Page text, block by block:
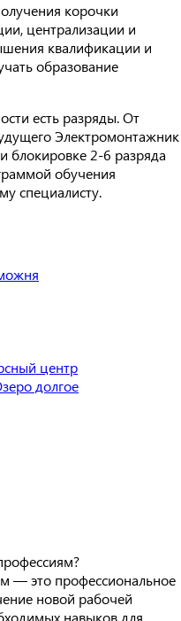
корочки
централизации и
квалификации и
образование
есть разряды. От
Электромонтажник
блокировке 2-6 разряда
обучения
специалисту.
— это профессиональное
новой рабочей
навыков для